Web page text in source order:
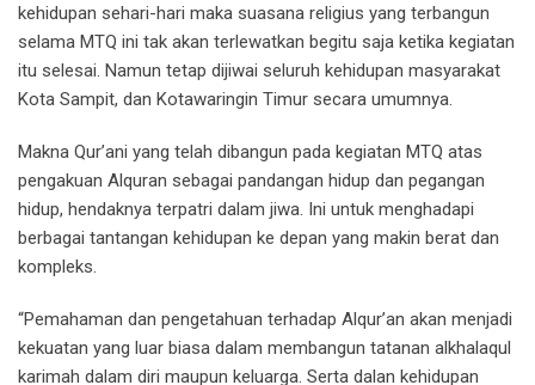
kehidupan sehari-hari maka suasana religius yang terbangun
selama MTQ ini tak akan terlewatkan begitu saja ketika kegiatan
itu selesai. Namun tetap dijiwai seluruh kehidupan masyarakat
Kota Sampit, dan Kotawaringin Timur secara umumnya.
Makna Qur’ani yang telah dibangun pada kegiatan MTQ atas
pengakuan Alquran sebagai pandangan hidup dan pegangan
hidup, hendaknya terpatri dalam jiwa. Ini untuk menghadapi
berbagai tantangan kehidupan ke depan yang makin berat dan
kompleks.
“Pemahaman dan pengetahuan terhadap Alqur’an akan menjadi
kekuatan yang luar biasa dalam membangun tatanan alkhalaqul
karimah dalam diri maupun keluarga. Serta dalan kehidupan